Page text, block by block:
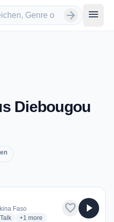
arrow_forward menu
Diebougou
Faso
stations
Talkradio stations
+1 more genres for Radio Unitas
more
favorite play_arrow